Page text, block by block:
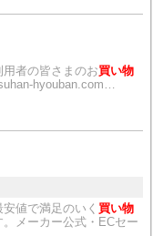
者の皆さまのお買い物
hyouban.com…
値で満足のいく 買い物
メーカー公式・ECセー